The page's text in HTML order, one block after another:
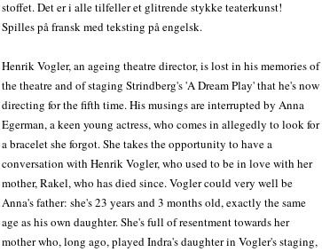
stoffet. Det er i alle tilfeller et glitrende stykke teaterkunst!
Spilles på fransk med teksting på engelsk.
Henrik Vogler, an ageing theatre director, is lost in his memories of
the theatre and of staging Strindberg's 'A Dream Play' that he's now
directing for the fifth time. His musings are interrupted by Anna
Egerman, a keen young actress, who comes in allegedly to look for
a bracelet she forgot. She takes the opportunity to have a
conversation with Henrik Vogler, who used to be in love with her
mother, Rakel, who has died since. Vogler could very well be
Anna's father: she's 23 years and 3 months old, exactly the same
age as his own daughter. She's full of resentment towards her
mother who, long ago, played Indra's daughter in Vogler's staging,